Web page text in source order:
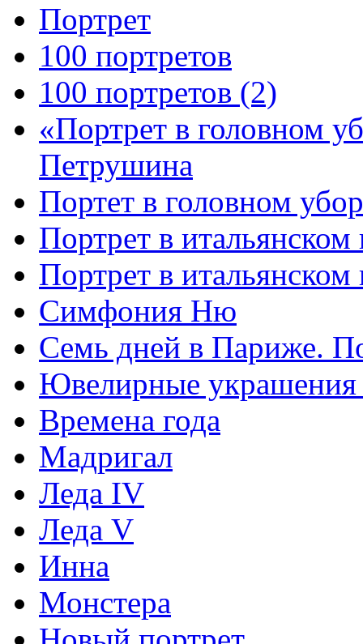
Портрет
100 портретов
100 портретов (2)
«Портрет в головном
Петрушина
Портет в головном
Портрет в
Портрет в
Симфония Ню
Семь дней в Париже.
Ювелирные украшения
Времена года
Мадригал
Леда IV
Леда V
Инна
Монстера